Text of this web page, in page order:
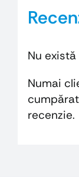
Nu
Numai
recenzie.